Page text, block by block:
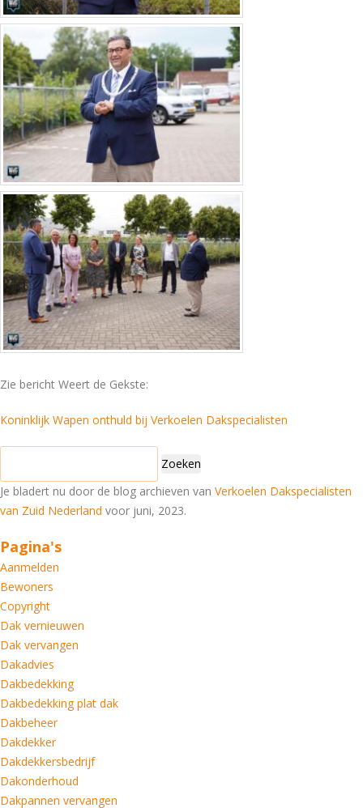
Zie bericht Weert de Gekste:
Koninklijk Wapen onthuld bij Verkoelen Dakspecialisten
Je bladert nu door de blog archieven van Verkoelen Dakspecialisten
van Zuid Nederland voor juni, 2023.
Pagina's
Aanmelden
Bewoners
Copyright
Dak vernieuwen
Dak vervangen
Dakadvies
Dakbedekking
Dakbedekking plat dak
Dakbeheer
Dakdekker
Dakdekkersbedrijf
Dakonderhoud
Dakpannen vervangen